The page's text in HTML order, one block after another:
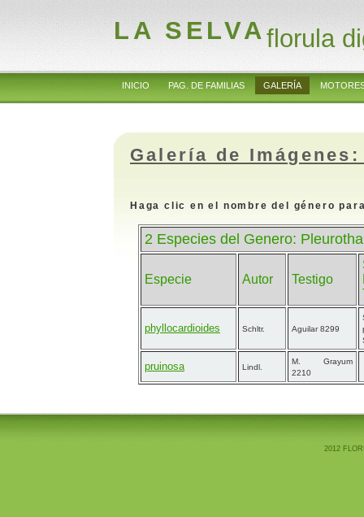
LA SELVAflorula
INICIO PAG. DE FAMILIAS GALERÍA
Galería de
Haga clic en el nombre del género
2 Especies del Genero:
Especie Autor Testigo
phyllocardioides Schltr. Aguilar 8299
pruinosa Lindl.
M. Grayum
2210
2012